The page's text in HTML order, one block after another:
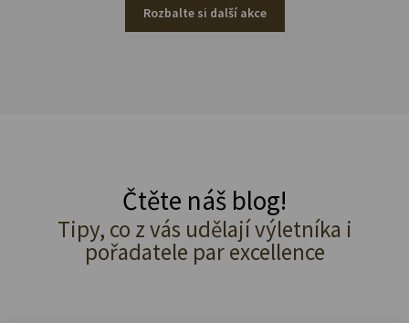
Rozbalte si další akce
Čtěte náš blog!
Tipy, co z vás udělají výletníka i
pořadatele par excellence